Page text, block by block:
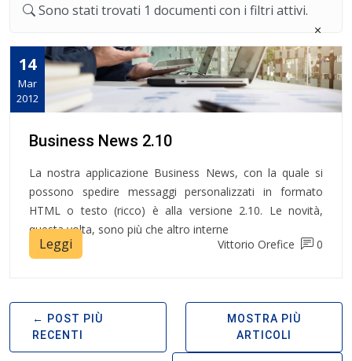
Sono stati trovati 1 documenti con i filtri attivi.
14
Mar
2012
Business News 2.10
La nostra applicazione Business News, con la quale si
possono spedire messaggi personalizzati in formato
HTML o testo (ricco) è alla versione 2.10. Le novità,
questa volta, sono più che altro interne
Leggi Vittorio Orefice 0
POST PIÙ
RECENTI
MOSTRA PIÙ
ARTICOLI